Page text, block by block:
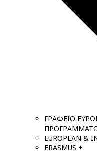
ΓΡΑΦΕΙΟ
EUROPEAN &
ERASMUS +